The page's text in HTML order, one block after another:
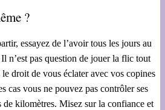
?
essayez de l’avoir tous les jours au
n’est pas question de jouer la flic tout
le droit de vous éclater avec vos copines
cas vous ne pouvez pas contrôler ses
de kilomètres. Misez sur la confiance et